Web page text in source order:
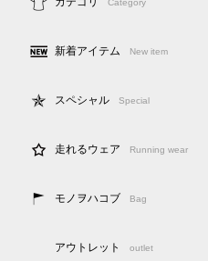
Category
新着アイテム New item
スペシャル Special
走れるウェア Running wear
モノヲハコブ Bag
アウトレット outlet